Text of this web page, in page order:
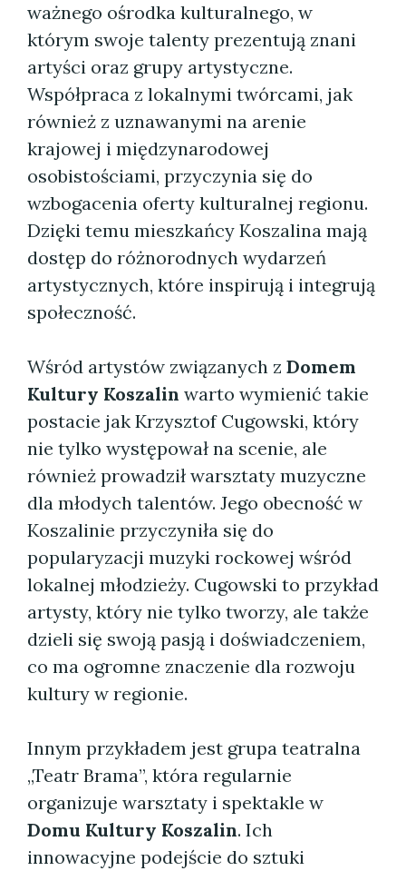
ważnego ośrodka kulturalnego, w
którym swoje talenty prezentują znani
artyści oraz grupy artystyczne.
Współpraca z lokalnymi twórcami, jak
również z uznawanymi na arenie
krajowej i międzynarodowej
osobistościami, przyczynia się do
wzbogacenia oferty kulturalnej regionu.
Dzięki temu mieszkańcy Koszalina mają
dostęp do różnorodnych wydarzeń
artystycznych, które inspirują i integrują
społeczność.
Wśród artystów związanych z Domem
Kultury Koszalin warto wymienić takie
postacie jak Krzysztof Cugowski, który
nie tylko występował na scenie, ale
również prowadził warsztaty muzyczne
dla młodych talentów. Jego obecność w
Koszalinie przyczyniła się do
popularyzacji muzyki rockowej wśród
lokalnej młodzieży. Cugowski to przykład
artysty, który nie tylko tworzy, ale także
dzieli się swoją pasją i doświadczeniem,
co ma ogromne znaczenie dla rozwoju
kultury w regionie.
Innym przykładem jest grupa teatralna
„Teatr Brama”, która regularnie
organizuje warsztaty i spektakle w
Domu Kultury Koszalin. Ich
innowacyjne podejście do sztuki